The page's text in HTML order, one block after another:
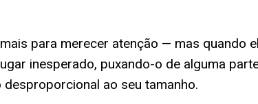
para merecer atenção — mas quando
inesperado, puxando-o de alguma
ao seu tamanho.